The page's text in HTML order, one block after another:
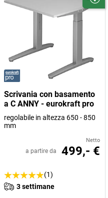
Scrivania con basamento
a C ANNY - eurokraft pro
regolabile in altezza 650 - 850
mm
Netto
a partire da 499,- €
(1)
3 settimane